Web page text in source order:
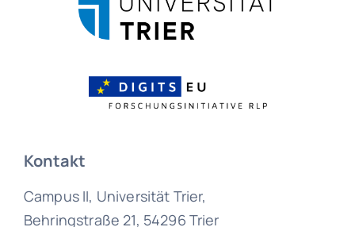
Kontakt
Campus II, Universität Trier,
Behringstraße 21, 54296 Trier